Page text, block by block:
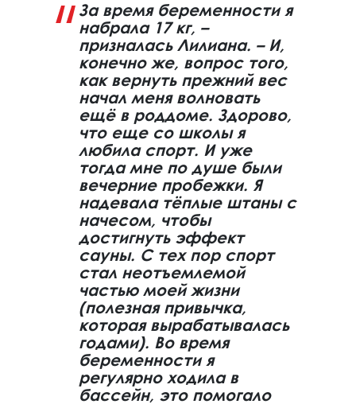
За время беременности я
набрала 17 кг, –
призналась Лилиана. – И,
конечно же, вопрос того,
как вернуть прежний вес
начал меня волновать
ещё в роддоме. Здорово,
что еще со школы я
любила спорт. И уже
тогда мне по душе были
вечерние пробежки. Я
надевала тёплые штаны с
начесом, чтобы
достигнуть эффект
сауны. С тех пор спорт
стал неотъемлемой
частью моей жизни
(полезная привычка,
которая вырабатывалась
годами). Во время
беременности я
регулярно ходила в
бассейн, это помогало